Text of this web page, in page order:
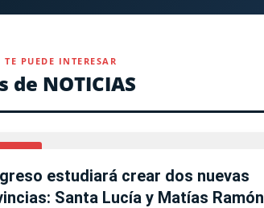
PUEDE INTERESAR
de NOTICIAS
estudiará crear dos nuevas
Santa Lucía y Matías Ramón